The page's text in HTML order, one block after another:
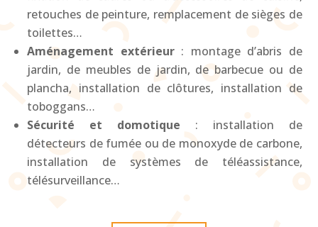
retouches de peinture, remplacement de sièges de
toilettes…
Aménagement extérieur: montage d’abris de
jardin, de meubles de jardin, de barbecue ou de
plancha, installation de clôtures, installation de
toboggans…
Sécurité et domotique : installation de
détecteurs de fumée ou de monoxyde de carbone,
installation de systèmes de téléassistance,
télésurveillance…